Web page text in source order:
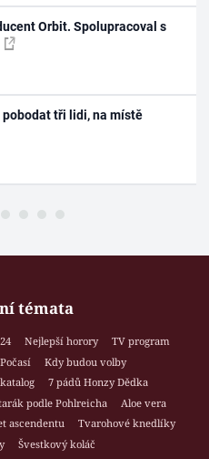
Orbit. Spolupracoval s
pobodat tři lidi, na místě
témata
Nejlepší horory
TV program
Počasí
Kdy budou volby
7 pádů Honzy Dědka
podle Pohlreicha
Aloe vera
ascendentu
Tvarohové knedlíky
Švestkový koláč